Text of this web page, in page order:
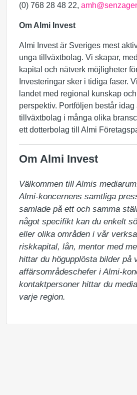
(0) 768 28 48 22,
Om Almi Invest
Almi Invest är Sveriges mest
unga tillväxtbolag. Vi skapar,
kapital och nätverk möjligheter
Investeringar sker i tidiga faser.
landet med regional kunskap
perspektiv. Portföljen består idag
tillväxtbolag i många olika
ett dotterbolag till Almi
Om Almi Invest
Välkommen till Almis
Almi-koncernens samtliga
samlade på ett och samma
något specifikt kan du enkelt
eller olika områden i vår
riskkapital, lån, mentor med
hittar du högupplösta bilder på
affärsområdeschefer i Almi-
kontaktpersoner hittar du
varje region.